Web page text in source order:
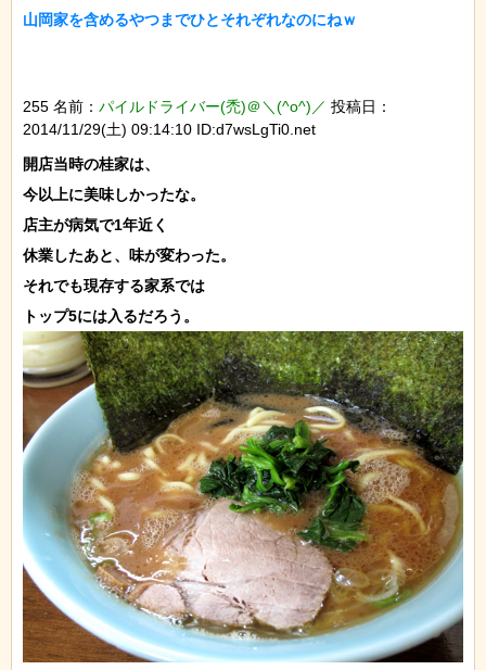
255 名前： パイルドライバー(禿)＠＼(^o^)／ 投稿日：
2014/11/29(土) 09:14:10 ID:d7wsLgTi0.net
開店当時の桂家は、
今以上に美味しかったな。
店主が病気で1年近く
休業したあと、味が変わった。
それでも現存する家系では